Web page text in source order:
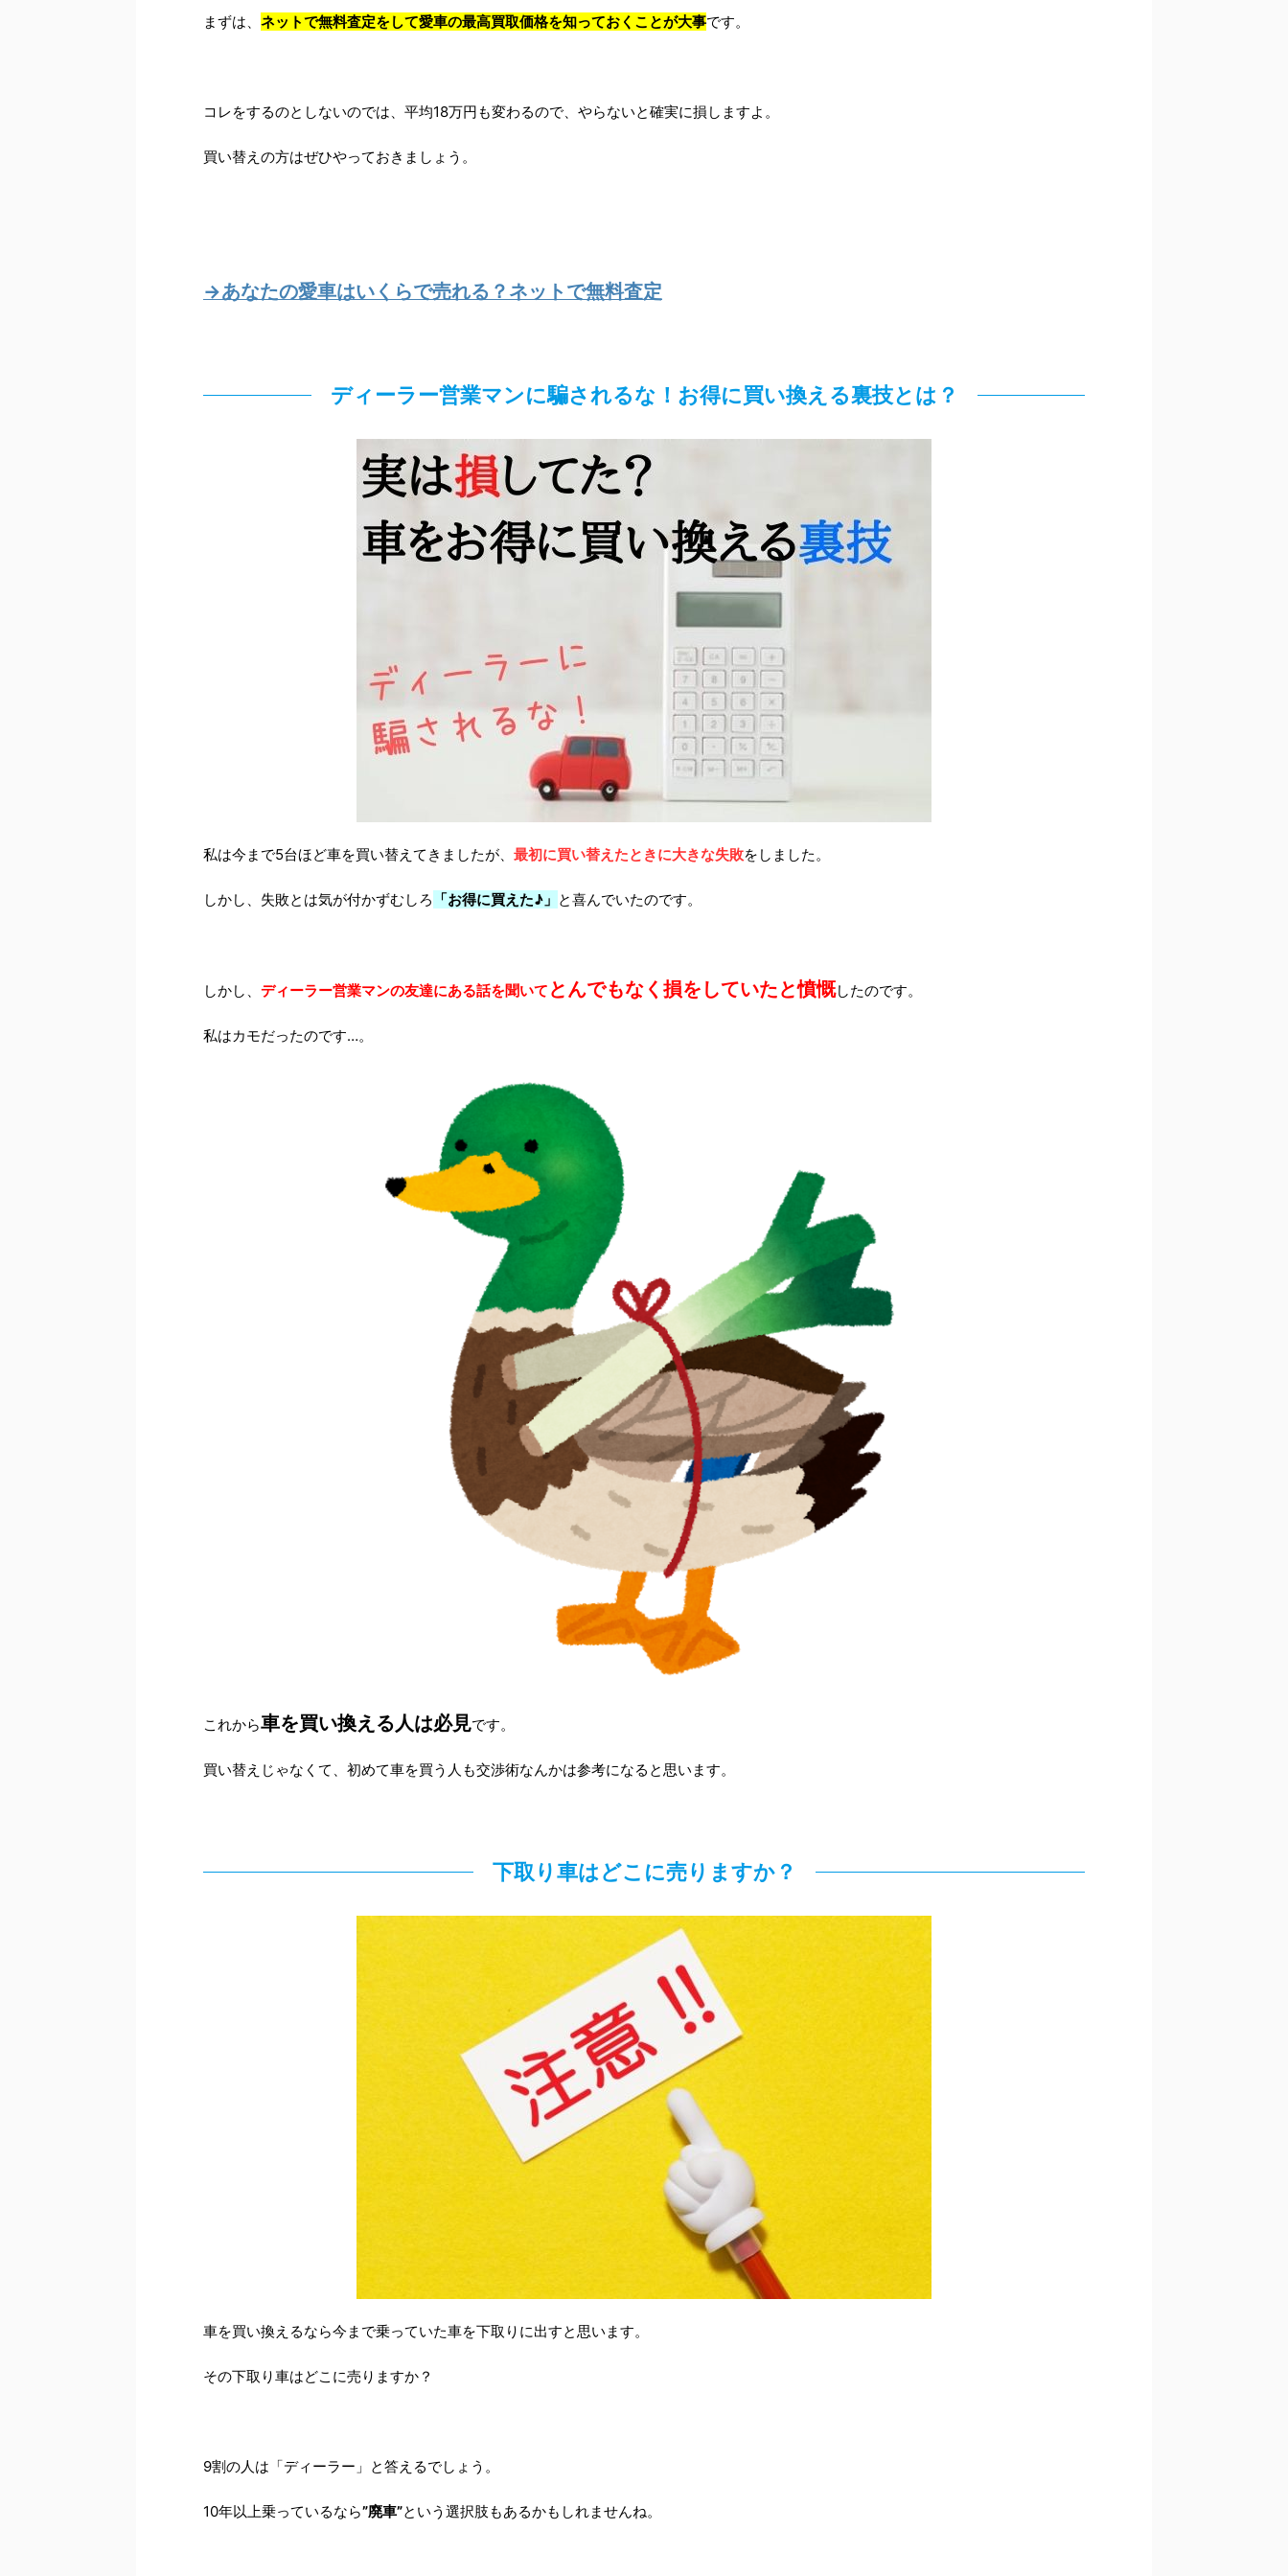
まずは、 ネットで無料査定をして愛車の最高買取価格を知っておくことが大事です。
コレをするのとしないのでは、平均18万円も変わるので、やらないと確実に損しますよ。
買い替えの方はぜひやっておきましょう。
→あなたの愛車はいくらで売れる？ネットで無料査定
ディーラー営業マンに騙されるな！お得に買い換える裏技とは？
私は今まで5台ほど車を買い替えてきましたが、 最初に買い替えたときに大きな失敗をしました。
しかし、失敗とは気が付かずむしろ 「お得に買えた♪」 と喜んでいたのです。
しかし、 ディーラー営業マンの友達にある話を聞いて とんでもなく損をしていたと憤慨したのです。
私はカモだったのです…。
これから車を買い換える人は必見です。
買い替えじゃなくて、初めて車を買う人も交渉術なんかは参考になると思います。
下取り車はどこに売りますか？
車を買い換えるなら今まで乗っていた車を下取りに出すと思います。
その下取り車はどこに売りますか？
9割の人は「ディーラー」と答えるでしょう。
10年以上乗っているなら”廃車”という選択肢もあるかもしれませんね。